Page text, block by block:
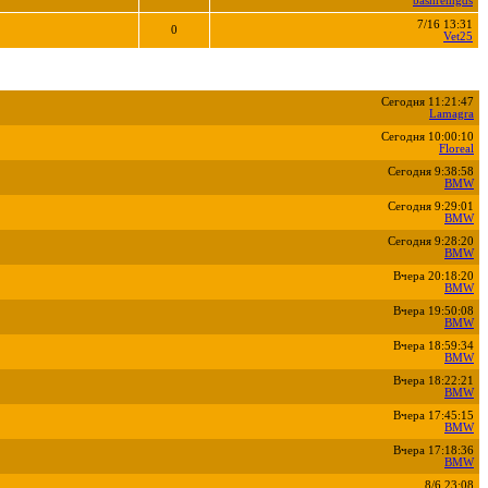
0
7/16 13:31
Vet25
Сегодня 11:21:47
Lamagra
Сегодня 10:00:10
Floreal
Сегодня 9:38:58
BMW
Сегодня 9:29:01
BMW
Сегодня 9:28:20
BMW
Вчера 20:18:20
BMW
Вчера 19:50:08
BMW
Вчера 18:59:34
BMW
Вчера 18:22:21
BMW
Вчера 17:45:15
BMW
Вчера 17:18:36
BMW
8/6 23:08